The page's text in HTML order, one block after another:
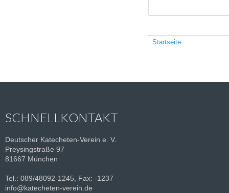
Startseite
SCHNELLKONTAKT
Deutscher Katecheten-Verein e. V.
Preysingstraße 97
81667 München
Tel.: 089/48092-1245, Fax: -1237
info@katecheten-verein.de